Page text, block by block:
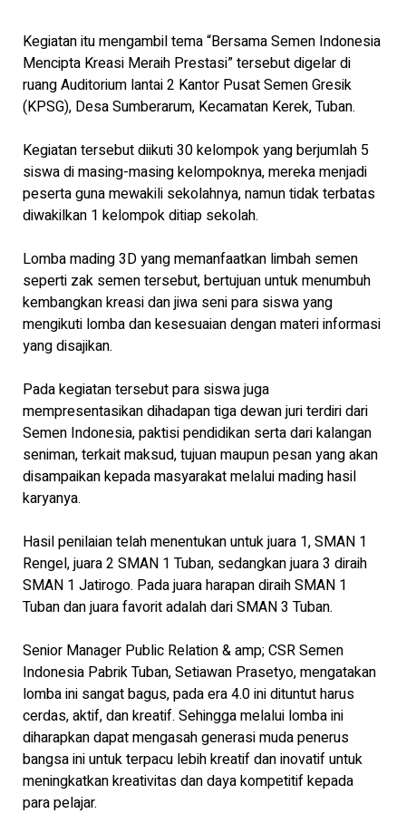
Kegiatan itu mengambil tema “Bersama Semen Indonesia
Mencipta Kreasi Meraih Prestasi” tersebut digelar di
ruang Auditorium lantai 2 Kantor Pusat Semen Gresik
(KPSG), Desa Sumberarum, Kecamatan Kerek, Tuban.
Kegiatan tersebut diikuti 30 kelompok yang berjumlah 5
siswa di masing-masing kelompoknya, mereka menjadi
peserta guna mewakili sekolahnya, namun tidak terbatas
diwakilkan 1 kelompok ditiap sekolah.
Lomba mading 3D yang memanfaatkan limbah semen
seperti zak semen tersebut, bertujuan untuk menumbuh
kembangkan kreasi dan jiwa seni para siswa yang
mengikuti lomba dan kesesuaian dengan materi informasi
yang disajikan.
Pada kegiatan tersebut para siswa juga
mempresentasikan dihadapan tiga dewan juri terdiri dari
Semen Indonesia, paktisi pendidikan serta dari kalangan
seniman, terkait maksud, tujuan maupun pesan yang akan
disampaikan kepada masyarakat melalui mading hasil
karyanya.
Hasil penilaian telah menentukan untuk juara 1, SMAN 1
Rengel, juara 2 SMAN 1 Tuban, sedangkan juara 3 diraih
SMAN 1 Jatirogo. Pada juara harapan diraih SMAN 1
Tuban dan juara favorit adalah dari SMAN 3 Tuban.
Senior Manager Public Relation & amp; CSR Semen
Indonesia Pabrik Tuban, Setiawan Prasetyo, mengatakan
lomba ini sangat bagus, pada era 4.0 ini dituntut harus
cerdas, aktif, dan kreatif. Sehingga melalui lomba ini
diharapkan dapat mengasah generasi muda penerus
bangsa ini untuk terpacu lebih kreatif dan inovatif untuk
meningkatkan kreativitas dan daya kompetitif kepada
para pelajar.